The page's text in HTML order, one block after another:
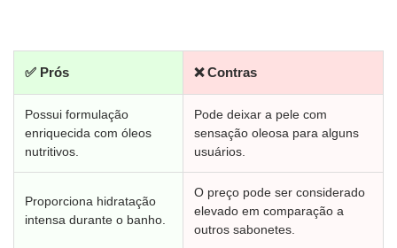
✅ Prós ❌ Contras
Possui formulação
enriquecida com óleos
nutritivos.
Pode deixar a pele com
sensação oleosa para alguns
usuários.
Proporciona hidratação
intensa durante o banho.
O preço pode ser considerado
elevado em comparação a
outros sabonetes.